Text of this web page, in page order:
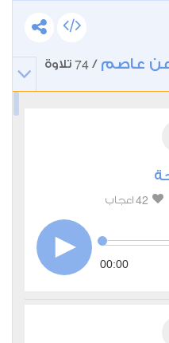
عاصم /
74 تلاوة
42 اعجاب
00:00